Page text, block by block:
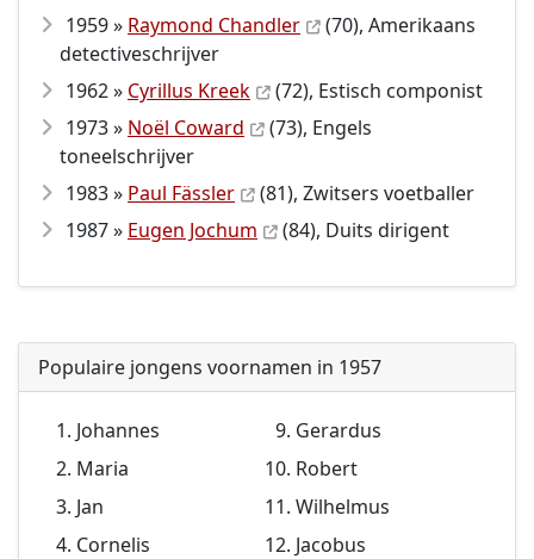
1959 » Raymond Chandler
(70), Amerikaans
detectiveschrijver
1962 » Cyrillus Kreek
(72), Estisch componist
1973 » Noël Coward
(73), Engels
toneelschrijver
1983 » Paul Fässler
(81), Zwitsers voetballer
1987 » Eugen Jochum (84), Duits dirigent
Populaire jongens voornamen in 1957
Johannes
Maria
Jan
Cornelis
Gerardus
Robert
Wilhelmus
Jacobus